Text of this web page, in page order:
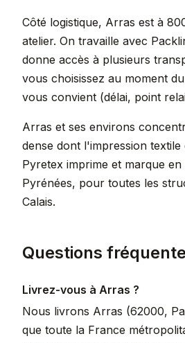
Côté logistique, Arras est à
atelier. On travaille avec
donne accès à plusieurs
vous choisissez au moment
vous convient (délai, point
Arras et ses environs
dense dont l'impression
Pyretex imprime et marque
Pyrénées, pour toutes les
Calais.
Questions
Livrez-vous à Arras ?
Nous livrons Arras (62000,
que toute la France